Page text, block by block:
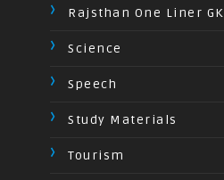
Rajsthan One Liner GK
Science
Speech
Study Materials
Tourism